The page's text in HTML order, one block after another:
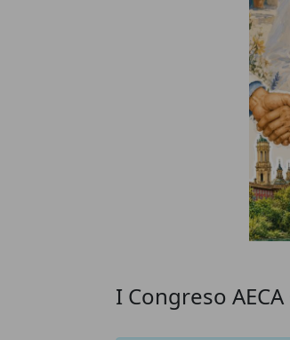
I Congreso